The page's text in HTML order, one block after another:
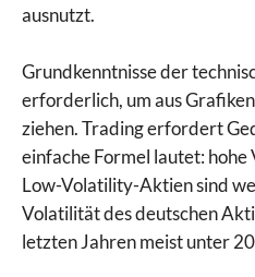
ausnutzt.
Grundkenntnisse der
erforderlich, um aus
ziehen. Trading erfordert
einfache Formel lautet: hohe
Low-Volatility-Aktien sind
Volatilität des deutschen
letzten Jahren meist unter 20